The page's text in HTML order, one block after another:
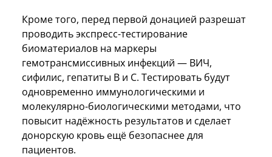
Кроме того, перед первой донацией разрешат
проводить экспресс-тестирование
биоматериалов на маркеры
гемотрансмиссивных инфекций — ВИЧ,
сифилис, гепатиты B и C. Тестировать будут
одновременно иммунологическими и
молекулярно-биологическими методами, что
повысит надёжность результатов и сделает
донорскую кровь ещё безопаснее для
пациентов.